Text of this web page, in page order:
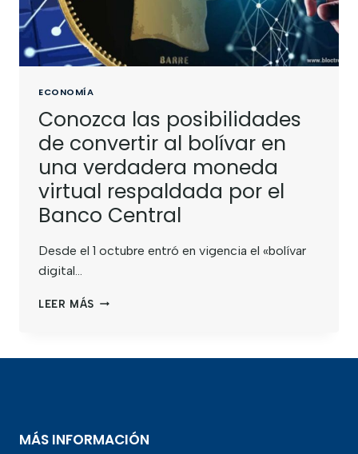
ECONOMÍA
Conozca las posibilidades
de convertir al bolívar en
una verdadera moneda
virtual respaldada por el
Banco Central
Desde el 1 octubre entró en vigencia el «bolívar
digital…
LEER MÁS
MÁS INFORMACIÓN